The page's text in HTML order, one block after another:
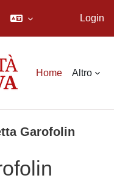
Login
Home Altro
Garofolin